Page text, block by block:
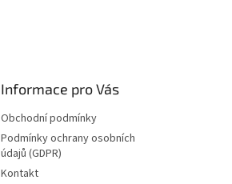
Informace pro Vás
Obchodní podmínky
Podmínky ochrany osobních
údajů (GDPR)
Kontakt